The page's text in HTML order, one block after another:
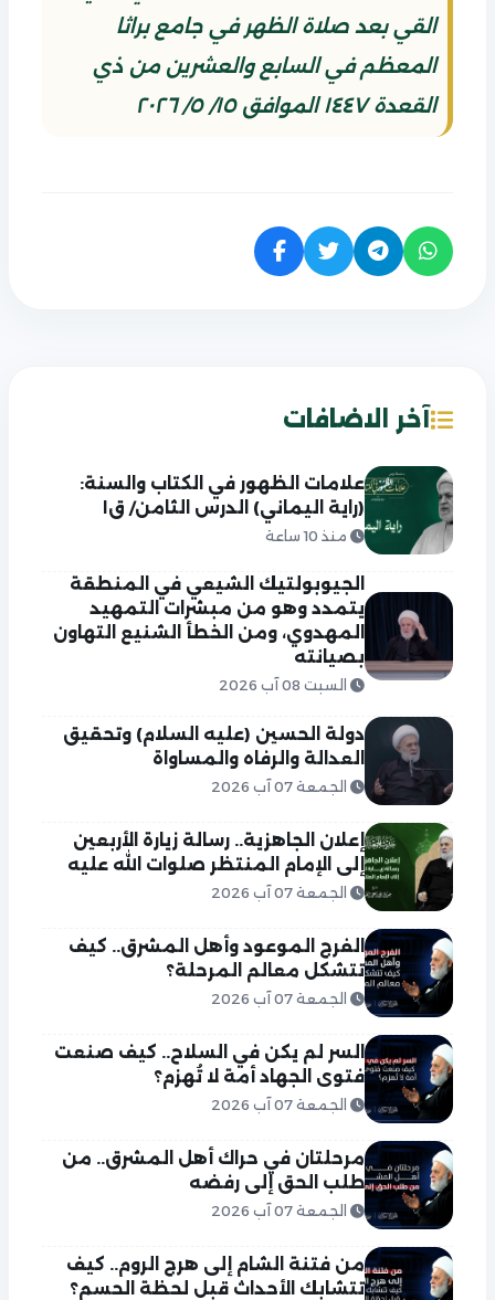
القي بعد صلاة الظهر في جامع براثا
المعظم في السابع والعشرين من ذي
القعدة ١٤٤٧ الموافق ١٥/ ٥/ ٢٠٢٦
آخر الاضافات
علامات الظهور في الكتاب والسنة:
(راية اليماني) الدرس الثامن/ ق١
منذ 10 ساعة
الجيوبولتيك الشيعي في المنطقة
يتمدد وهو من مبشرات التمهيد
المهدوي، ومن الخطأ الشنيع التهاون
بصيانته
السبت 08 آب 2026
دولة الحسين (عليه السلام) وتحقيق
العدالة والرفاه والمساواة
الجمعة 07 آب 2026
إعلان الجاهزية.. رسالة زيارة الأربعين
إلى الإمام المنتظر صلوات الله عليه
الجمعة 07 آب 2026
الفرج الموعود وأهل المشرق.. كيف
تتشكل معالم المرحلة؟
الجمعة 07 آب 2026
السر لم يكن في السلاح.. كيف صنعت
فتوى الجهاد أمة لا تُهزم؟
الجمعة 07 آب 2026
مرحلتان في حراك أهل المشرق.. من
طلب الحق إلى رفضه
الجمعة 07 آب 2026
من فتنة الشام إلى هرج الروم.. كيف
تتشابك الأحداث قبل لحظة الحسم؟